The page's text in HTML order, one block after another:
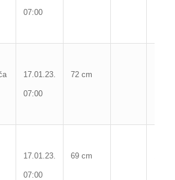
07:00
17.01.23.
07:00
72 cm
17.01.23.
07:00
69 cm